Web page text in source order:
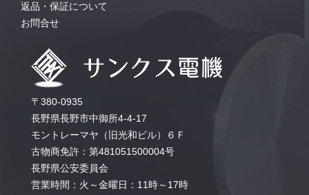
返品・保証について
お問合せ
〒380-0935
長野県長野市中御所4-4-17
モントレーマヤ（旧光和ビル）６Ｆ
古物商免許：第481051500004号
長野県公安委員会
営業時間：火～金曜日：11時～17時